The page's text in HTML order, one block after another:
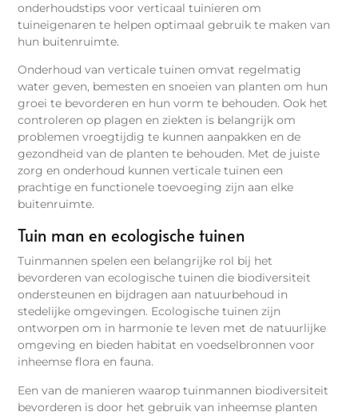
onderhoudstips voor verticaal tuinieren om
tuineigenaren te helpen optimaal gebruik te maken van
hun buitenruimte.
Onderhoud van verticale tuinen omvat regelmatig
water geven, bemesten en snoeien van planten om hun
groei te bevorderen en hun vorm te behouden. Ook het
controleren op plagen en ziekten is belangrijk om
problemen vroegtijdig te kunnen aanpakken en de
gezondheid van de planten te behouden. Met de juiste
zorg en onderhoud kunnen verticale tuinen een
prachtige en functionele toevoeging zijn aan elke
buitenruimte.
Tuin man en ecologische tuinen
Tuinmannen spelen een belangrijke rol bij het
bevorderen van ecologische tuinen die biodiversiteit
ondersteunen en bijdragen aan natuurbehoud in
stedelijke omgevingen. Ecologische tuinen zijn
ontworpen om in harmonie te leven met de natuurlijke
omgeving en bieden habitat en voedselbronnen voor
inheemse flora en fauna.
Een van de manieren waarop tuinmannen biodiversiteit
bevorderen is door het gebruik van inheemse planten